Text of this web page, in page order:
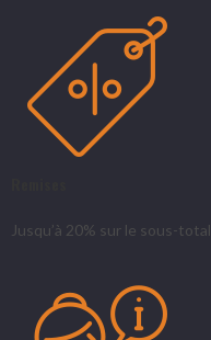
Jusqu’à 20% sur le sous-total